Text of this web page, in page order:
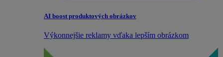
AI boost produktových obrázkov
Výkonnejšie reklamy vďaka lepším obrázkom